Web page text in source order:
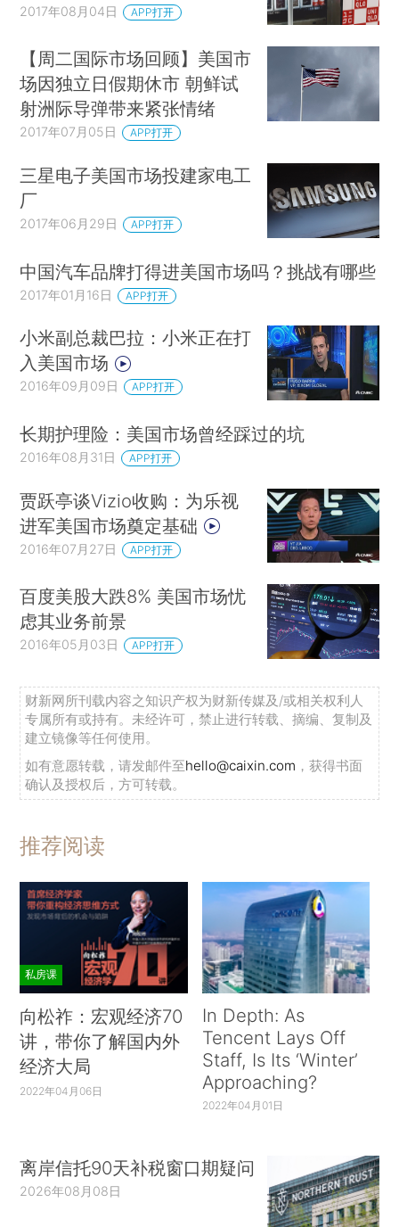
2017年08月04日 APP打开
【周二国际市场回顾】美国市
场因独立日假期休市 朝鲜试
射洲际导弹带来紧张情绪
2017年07月05日 APP打开
三星电子美国市场投建家电工
厂
2017年06月29日 APP打开
中国汽车品牌打得进美国市场吗？挑战有哪些
2017年01月16日 APP打开
小米副总裁巴拉：小米正在打
入美国市场
2016年09月09日 APP打开
长期护理险：美国市场曾经踩过的坑
2016年08月31日 APP打开
贾跃亭谈Vizio收购：为乐视
进军美国市场奠定基础
2016年07月27日 APP打开
百度美股大跌8% 美国市场忧
虑其业务前景
2016年05月03日 APP打开
财新网所刊载内容之知识产权为财新传媒及/或相关权利人
专属所有或持有。未经许可，禁止进行转载、摘编、复制及
建立镜像等任何使用。
如有意愿转载，请发邮件至hello@caixin.com ，获得书面
确认及授权后，方可转载。
推荐阅读
私房课
向松祚：宏观经济70
讲，带你了解国内外
经济大局
2022年04月06日
In Depth: As
Tencent Lays Off
Staff, Is Its ‘Winter’
Approaching?
2022年04月01日
离岸信托90天补税窗口期疑问
2026年08月08日